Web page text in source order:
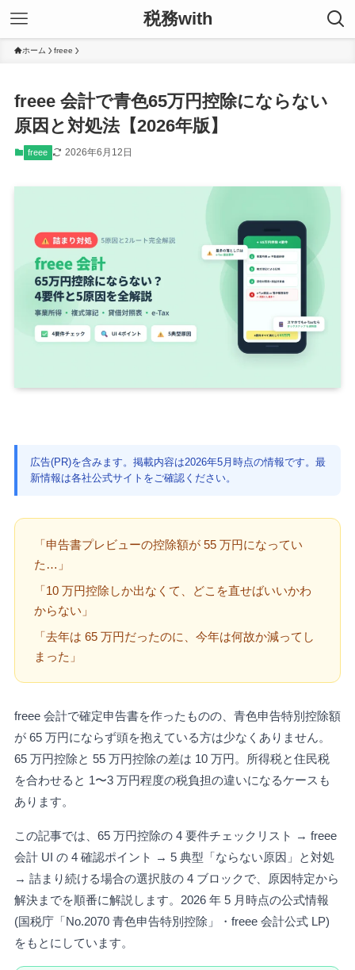
税務with
ホーム freee
freee 会計で青色65万円控除にならない
原因と対処法【2026年版】
freee 2026年6月12日
広告(PR)を含みます。掲載内容は2026年5月時点の情報です。最
新情報は各社公式サイトをご確認ください。
「申告書プレビューの控除額が 55 万円になってい
た…」
「10 万円控除しか出なくて、どこを直せばいいかわ
からない」
「去年は 65 万円だったのに、今年は何故か減ってし
まった」
freee 会計で確定申告書を作ったものの、青色申告特別控除額
が 65 万円にならず頭を抱えている方は少なくありません。
65 万円控除と 55 万円控除の差は 10 万円。所得税と住民税
を合わせると 1〜3 万円程度の税負担の違いになるケースも
あります。
この記事では、65 万円控除の 4 要件チェックリスト → freee
会計 UI の 4 確認ポイント → 5 典型「ならない原因」と対処
→ 詰まり続ける場合の選択肢の 4 ブロックで、原因特定から
解決までを順番に解説します。2026 年 5 月時点の公式情報
(国税庁「No.2070 青色申告特別控除」・freee 会計公式 LP)
をもとにしています。